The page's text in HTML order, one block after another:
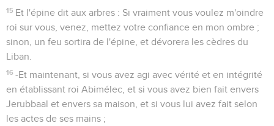
15 Et l'épine dit aux arbres : Si vraiment vous voulez m'oindre
roi sur vous, venez, mettez votre confiance en mon ombre ;
sinon, un feu sortira de l'épine, et dévorera les cèdres du
Liban.
16 -Et maintenant, si vous avez agi avec vérité et en intégrité
en établissant roi Abimélec, et si vous avez bien fait envers
Jerubbaal et envers sa maison, et si vous lui avez fait selon
les actes de ses mains ;